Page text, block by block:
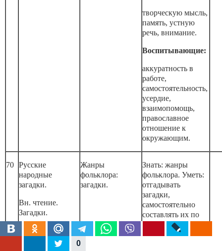
творческую мысль,
память, устную
речь, внимание.
Воспитывающие:
аккуратность в
работе,
самостоятельность,
усердие,
взаимопомощь,
православное
отношение к
окружающим.
70 Русские
народные
загадки.
Вн. чтение.
Загадки.
Жанры
фольклора:
загадки.
Знать: жанры
фольклора. Уметь:
отгадывать
загадки,
самостоятельно
составлять их по
признакам.
0